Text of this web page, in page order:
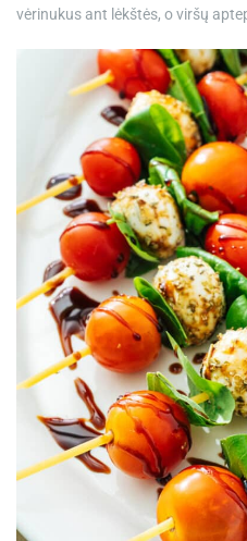
vėrinukus ant lėkštės, o viršų